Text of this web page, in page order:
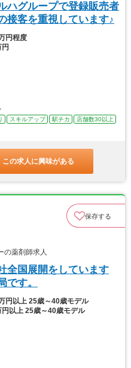
ハグループで登録販売者
接客を重視しています♪
円程度
スキルアップ 駅チカ
店舗数30以上
この求人に興味がある
保存する
薬剤師求人
全国展開をしています
です。
円以上 25歳～40歳モデル
円以上 25歳～40歳モデル